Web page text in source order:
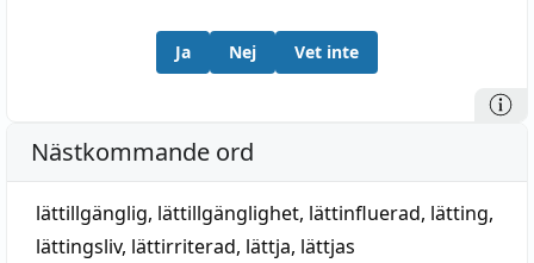
Ja Nej Vet inte
Nästkommande ord
lättillgänglig, lättillgänglighet, lättinfluerad, lätting,
lättingsliv, lättirriterad, lättja, lättjas